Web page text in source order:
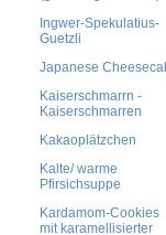
Ingwer-Spekulatius-
Guetzli
Japanese
Kaiserschmarrn -
Kaiserschmarren
Kakaoplätzchen
Kalte/ warme
Pfirsichsuppe
Kardamom-Cookies
mit karamellisierter